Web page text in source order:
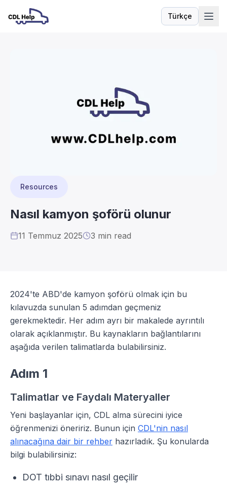
Türkçe
Dil
Resources
Nasıl kamyon şoförü olunur
11 Temmuz 2025 3 min read
2024'te ABD'de kamyon şoförü olmak için bu
kılavuzda sunulan 5 adımdan geçmeniz
gerekmektedir. Her adım ayrı bir makalede ayrıntılı
olarak açıklanmıştır. Bu kaynakların bağlantılarını
aşağıda verilen talimatlarda bulabilirsiniz.
Adım 1
Talimatlar ve Faydalı Materyaller
Yeni başlayanlar için, CDL alma sürecini iyice
öğrenmenizi öneririz. Bunun için CDL'nin nasıl
alınacağına dair bir rehber hazırladık. Şu konularda
bilgi bulabilirsiniz:
DOT tıbbi sınavı nasıl geçilir